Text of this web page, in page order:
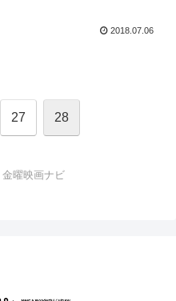
2018.07.06
27 28
金曜映画ナビ